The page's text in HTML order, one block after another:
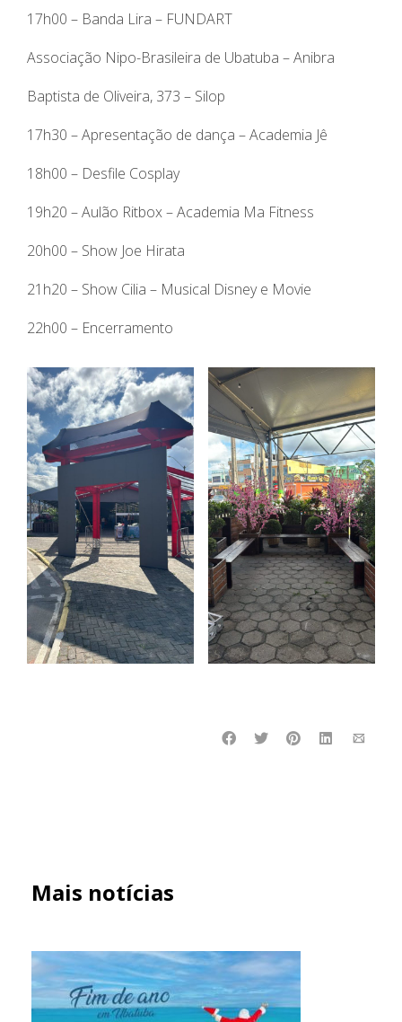
17h00 – Banda Lira – FUNDART
Associação Nipo-Brasileira de Ubatuba – Anibra
Baptista de Oliveira, 373 – Silop
17h30 – Apresentação de dança – Academia Jê
18h00 – Desfile Cosplay
19h20 – Aulão Ritbox – Academia Ma Fitness
20h00 – Show Joe Hirata
21h20 – Show Cilia – Musical Disney e Movie
22h00 – Encerramento
Mais notícias